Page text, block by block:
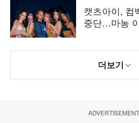
캣츠아이, 컴
중단…마농
더보기
ADVERTISEMENT